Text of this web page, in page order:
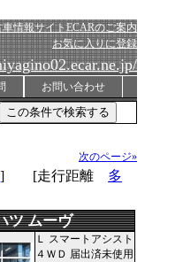
車情報サイトECARのご案内
お気に入りに登録
お問い合わせ
次のページ»
] [走行距離 多
ツ ムーヴ
Ｌ スマートアシスト
４ＷＤ 届出済未使用